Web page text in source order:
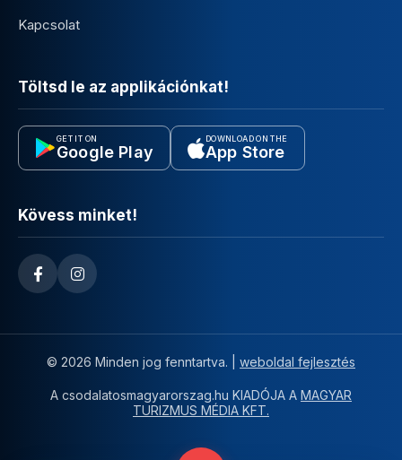
Kapcsolat
Töltsd le az applikációnkat!
GET IT ON
Google Play
DOWNLOAD ON THE
App Store
Kövess minket!
© 2026 Minden jog fenntartva. | weboldal fejlesztés
A csodalatosmagyarorszag.hu KIADÓJA A MAGYAR
TURIZMUS MÉDIA KFT.